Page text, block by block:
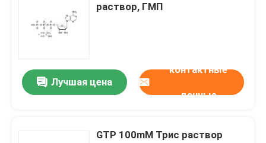
раствор, ГМП
Лучшая цена
контактные
данные
GTP 100mM Трис раствор